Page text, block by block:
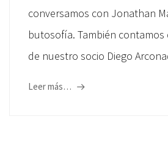
conversamos con Jonathan
butosofía. También
de nuestro socio Diego
Leer más…